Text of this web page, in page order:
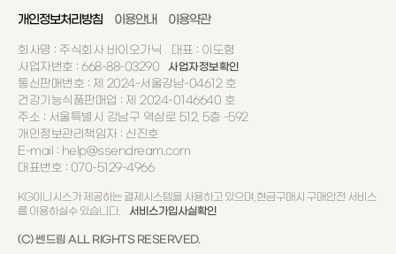
개인정보처리방침 이용안내 이용약관
회사명 : 주식회사 바이오가닉 대표 : 이도형
사업자번호 : 668-88-03290
사업자정보확인
통신판매번호 : 제 2024-서울강남-04612 호
건강기능식품판매업 : 제 2024-0146640 호
주소 : 서울특별시 강남구 역삼로 512, 5층 -592
개인정보관리책임자 : 신진호
E-mail : help@ssendream.com
대표번호 : 070-5129-4966
KG이니시스가 제공하는 결제시스템을 사용하고 있으며, 현금구매시 구매안전 서비스
를 이용하실수 있습니다.
서비스가입사실확인
(C) 쎈드림 ALL RIGHTS RESERVED.